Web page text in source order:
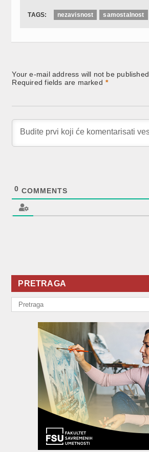
TAGS: nezavisnost samostalnost
Your e-mail address will not be published.
Required fields are marked *
0 COMMENTS
PRETRAGA